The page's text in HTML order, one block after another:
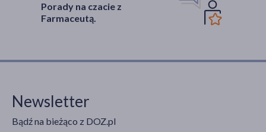
Porady na czacie z
Farmaceutą.
Newsletter
Bądź na bieżąco z DOZ.pl